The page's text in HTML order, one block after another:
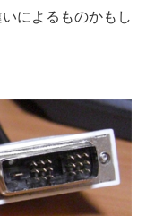
によるものかもし